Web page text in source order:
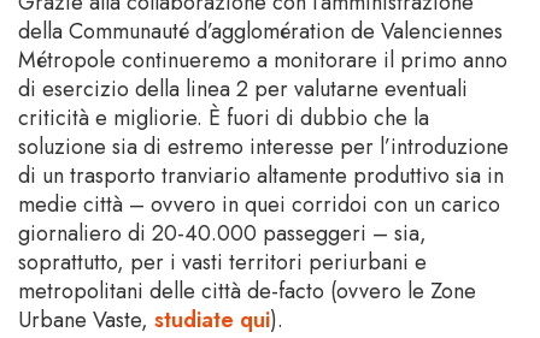
della Communauté d’agglomération de Valenciennes
Métropole continueremo a monitorare il primo anno
di esercizio della linea 2 per valutarne eventuali
criticità e migliorie. È fuori di dubbio che la
soluzione sia di estremo interesse per l’introduzione
di un trasporto tranviario altamente produttivo sia in
medie città – ovvero in quei corridoi con un carico
giornaliero di 20-40.000 passeggeri – sia,
soprattutto, per i vasti territori periurbani e
metropolitani delle città de-facto (ovvero le Zone
Urbane Vaste, studiate qui).